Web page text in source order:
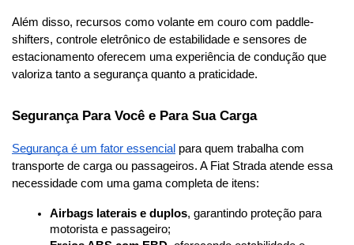
Além disso, recursos como volante em couro com paddle-
shifters, controle eletrônico de estabilidade e sensores de
estacionamento oferecem uma experiência de condução que
valoriza tanto a segurança quanto a praticidade.
Segurança Para Você e Para Sua Carga
Segurança é um fator essencial para quem trabalha com
transporte de carga ou passageiros. A Fiat Strada atende essa
necessidade com uma gama completa de itens:
Airbags laterais e duplos, garantindo proteção para
motorista e passageiro;